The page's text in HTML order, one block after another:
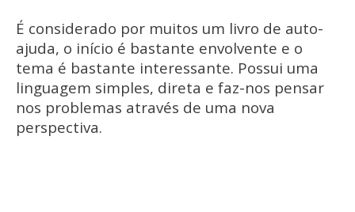
É considerado por muitos um livro de auto-
ajuda, o início é bastante envolvente e o
tema é bastante interessante. Possui uma
linguagem simples, direta e faz-nos pensar
nos problemas através de uma nova
perspectiva.